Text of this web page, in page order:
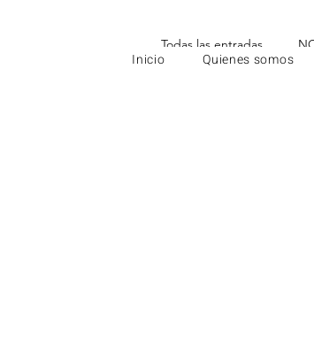
Todas las entradas
Inicio Quienes somos